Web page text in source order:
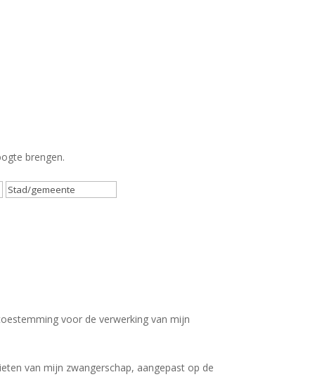
brengen.
Postcode
voor de verwerking van mijn
van mijn zwangerschap, aangepast op de